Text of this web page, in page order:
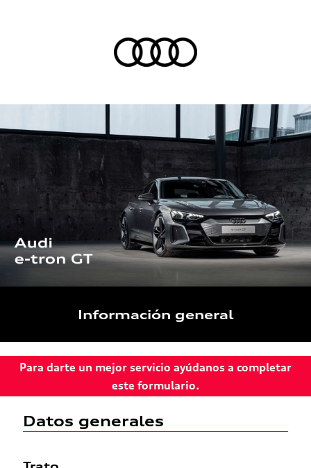
Información general
Para darte un mejor servicio ayúdanos a completar
este formulario.
Datos generales